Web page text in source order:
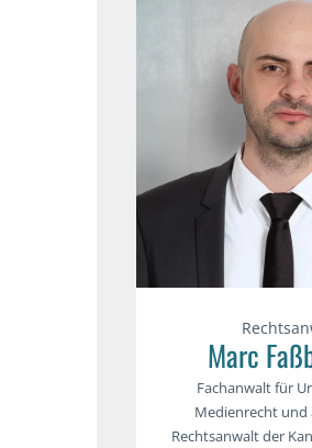
Marc
Fachanwalt für
Medienrecht und
Rechtsanwalt der